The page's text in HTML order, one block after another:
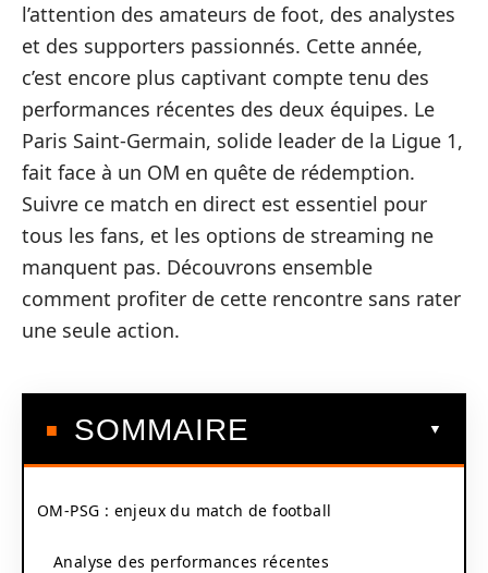
l’attention des amateurs de foot, des analystes
et des supporters passionnés. Cette année,
c’est encore plus captivant compte tenu des
performances récentes des deux équipes. Le
Paris Saint-Germain, solide leader de la Ligue 1,
fait face à un OM en quête de rédemption.
Suivre ce match en direct est essentiel pour
tous les fans, et les options de streaming ne
manquent pas. Découvrons ensemble
comment profiter de cette rencontre sans rater
une seule action.
SOMMAIRE
OM-PSG : enjeux du match de football
Analyse des performances récentes